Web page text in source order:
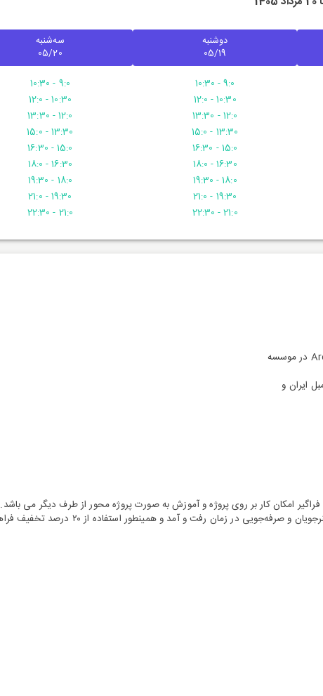
دوشنبه
05/19
9:0 - 10:30
10:30 - 12:0
12:0 - 13:30
13:30 - 15:0
15:0 - 16:30
16:30 - 18:0
18:0 - 19:30
19:30 - 21:0
21:0 - 22:30
سه‌شنبه
05/20
9:0 - 10:30
10:30 - 12:0
12:0 - 13:30
13:30 - 15:0
15:0 - 16:30
16:30 - 18:0
18:0 - 19:30
19:30 - 21:0
21:0 - 22:30
امکان کار بر روی پروژه و آموزش به صورت پروژه محور از طرف دیگر می باشد.
در زمان رفت و آمد و همینطور استفاده از ۲۰ درصد تخفیف فراهم گردد.